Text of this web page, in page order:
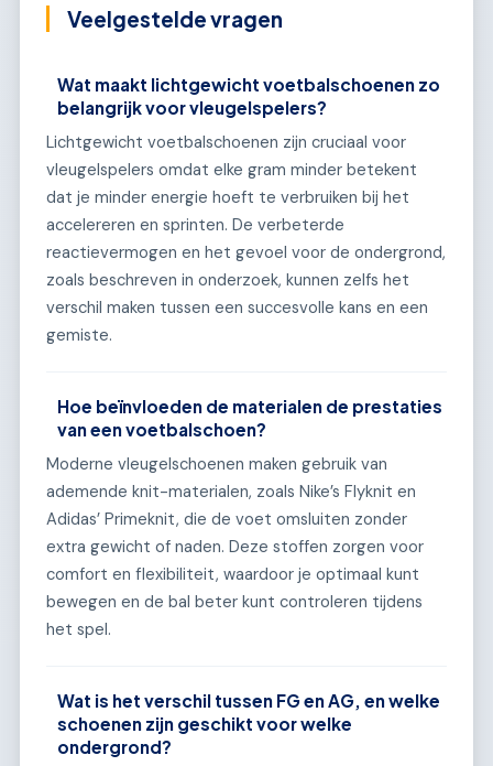
Veelgestelde vragen
Wat maakt lichtgewicht voetbalschoenen zo
belangrijk voor vleugelspelers?
Lichtgewicht voetbalschoenen zijn cruciaal voor
vleugelspelers omdat elke gram minder betekent
dat je minder energie hoeft te verbruiken bij het
accelereren en sprinten. De verbeterde
reactievermogen en het gevoel voor de ondergrond,
zoals beschreven in onderzoek, kunnen zelfs het
verschil maken tussen een succesvolle kans en een
gemiste.
Hoe beïnvloeden de materialen de prestaties
van een voetbalschoen?
Moderne vleugelschoenen maken gebruik van
ademende knit-materialen, zoals Nike’s Flyknit en
Adidas’ Primeknit, die de voet omsluiten zonder
extra gewicht of naden. Deze stoffen zorgen voor
comfort en flexibiliteit, waardoor je optimaal kunt
bewegen en de bal beter kunt controleren tijdens
het spel.
Wat is het verschil tussen FG en AG, en welke
schoenen zijn geschikt voor welke
ondergrond?